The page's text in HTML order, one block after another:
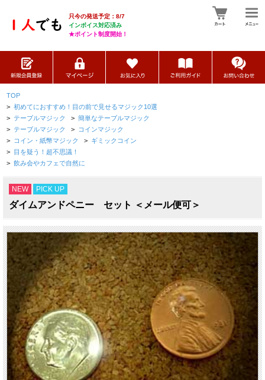
只今の発送予定：8/7
インボイス対応済み
★ポイント制度開始！
TOP
> 初めてにおすすめ！目の前で見せるマジック10選
> テーブルマジック > 簡単なテーブルマジック
> テーブルマジック > コインマジック
> コイン・紙幣マジック > ギミックコイン
> 目を疑う！超不思議！
> 飲み会やカフェで自然に
NEW PICK UP
ダイムアンドペニー セット ＜メール便可＞